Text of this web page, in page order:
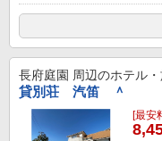
長府庭園 周辺のホテル
貸別荘 汽笛 ＾
[最安